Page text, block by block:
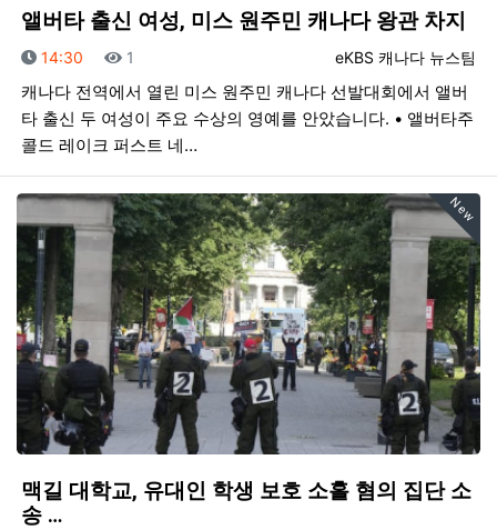
앨버타 출신 여성, 미스 원주민 캐나다 왕관 차지
등록자
eKBS 캐나다 뉴스팀
등록일
14:30 조회
1
캐나다 전역에서 열린 미스 원주민 캐나다 선발대회에서 앨버
타 출신 두 여성이 주요 수상의 영예를 안았습니다. • 앨버타주
콜드 레이크 퍼스트 네…
New
맥길 대학교, 유대인 학생 보호 소홀 혐의 집단 소
송 …